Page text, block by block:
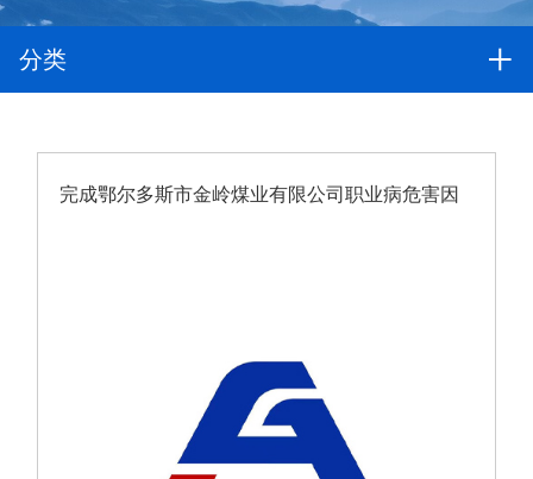
分类
完成鄂尔多斯市金岭煤业有限公司职业病危害因